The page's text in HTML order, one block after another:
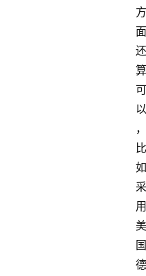
方
面
还
算
可
以
，
比
如
采
用
美
国
德